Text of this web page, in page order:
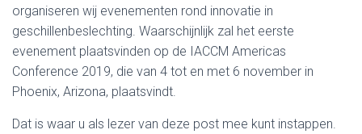
organiseren wij evenementen rond innovatie in
geschillenbeslechting. Waarschijnlijk zal het eerste
evenement plaatsvinden op de IACCM Americas
Conference 2019, die van 4 tot en met 6 november in
Phoenix, Arizona, plaatsvindt.
Dat is waar u als lezer van deze post mee kunt instappen.